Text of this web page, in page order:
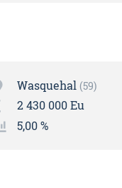
Wasquehal 59
2 430 000 Eu
5,00 %